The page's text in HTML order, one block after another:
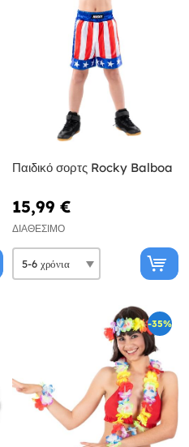
Παιδικό σορτς Rocky Balboa
15,99 €
ΔΙΑΘΈΣΙΜΟ
-35%